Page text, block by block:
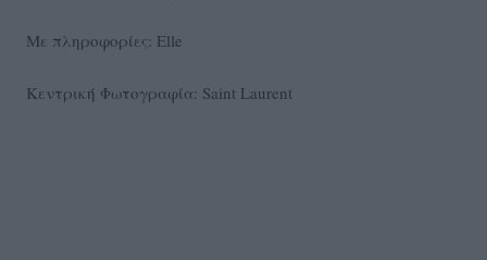
Με πληροφορίες: Elle
Κεντρική Φωτογραφία: Saint Laurent